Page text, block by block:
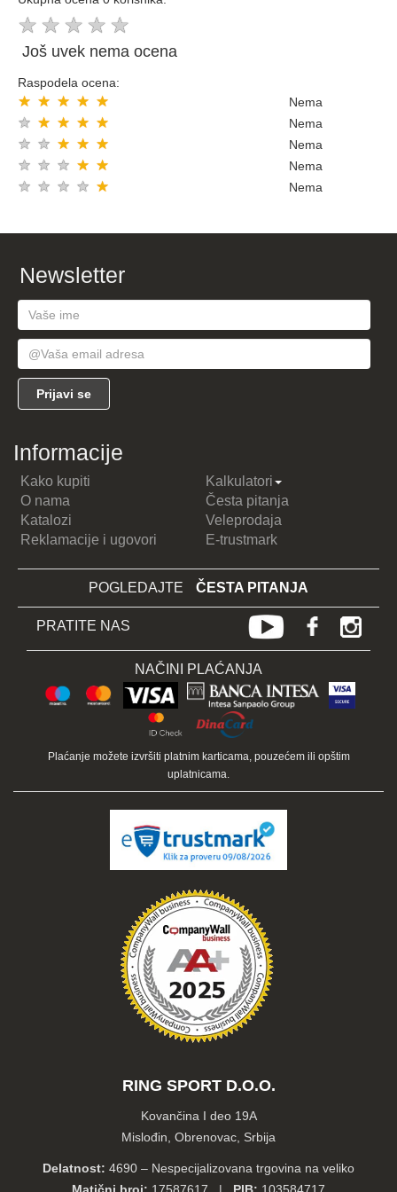
★ ★ ★ ★ ★
Još uvek nema ocena
Raspodela ocena:
★
★
★
★
★ Nema
★
★
★
★
★ Nema
★
★
★
★
★ Nema
★
★
★
★
★ Nema
★
★
★
★
★ Nema
Newsletter
Informacije
Kako kupiti
Kalkulatori
O nama
Česta pitanja
Katalozi
Veleprodaja
Reklamacije i ugovori
E-trustmark
POGLEDAJTE ČESTA PITANJA
PRATITE NAS
NAČINI PLAĆANJA
Plaćanje možete izvršiti platnim karticama, pouzećem ili opštim
uplatnicama.
RING SPORT D.O.O.
Kovančina I deo 19A
Mislođin, Obrenovac, Srbija
Delatnost: 4690 – Nespecijalizovana trgovina na veliko
Matični broj: 17587617 | PIB: 103584717